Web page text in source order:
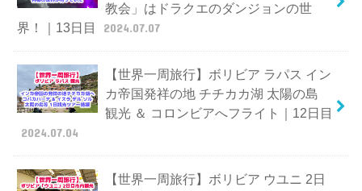
教会」はドラクエのダンジョンの世
界！｜13日目
2024.07.07
【世界一周旅行】ボリビア ラパス イン
カ帝国発祥の地 チチカカ湖 太陽の島
観光 ＆ コロンビアへフライト｜12日目
2024.07.04
【世界一周旅行】ボリビア ウユニ 2日